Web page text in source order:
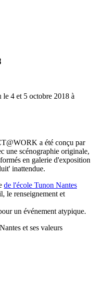
le 4 et 5 octobre 2018 à
a été conçu par
une scénographie originale,
en galerie d'exposition
inattendue.
de l'école Tunon Nantes
le renseignement et
un événement atypique.
et ses valeurs